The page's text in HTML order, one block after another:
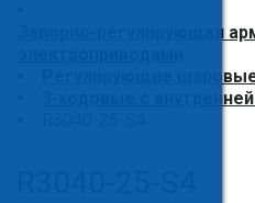
Запорно-регулирующая
Регулирующие
3-ходовые с